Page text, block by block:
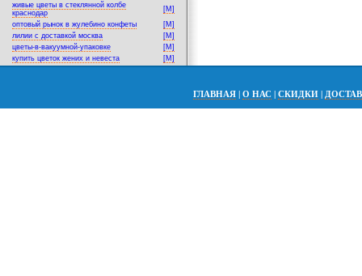
живые цветы в стеклянной колбе
краснодар
[M]
оптовый рынок в жулебино конфеты
[M]
лилии с доставкой москва
[M]
цветы-в-вакуумной-упаковке
[M]
купить цветок жених и невеста
[M]
ГЛАВНАЯ | О НАС | СКИДКИ |